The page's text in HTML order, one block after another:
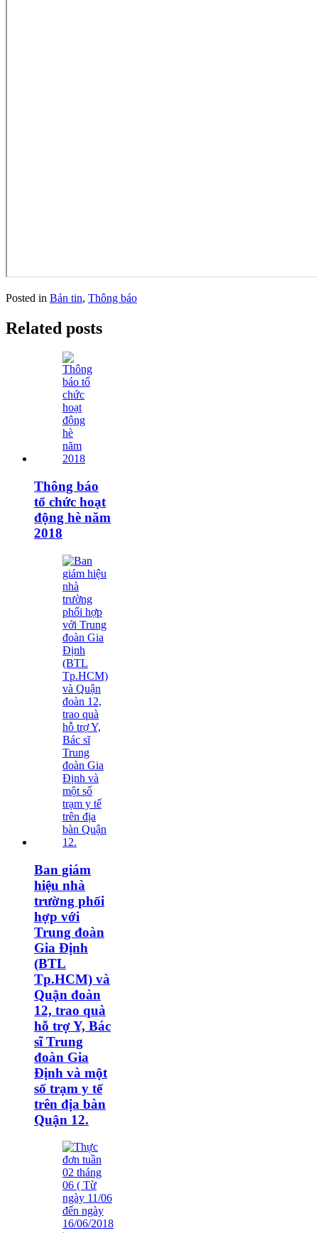
Posted in Bản tin, Thông báo
Related posts
Thông báo
tổ chức hoạt
động hè năm
2018
Ban giám
hiệu nhà
trường phối
hợp với
Trung đoàn
Gia Định
(BTL
Tp.HCM) và
Quận đoàn
12, trao quà
hỗ trợ Y, Bác
sĩ Trung
đoàn Gia
Định và một
số trạm y tế
trên địa bàn
Quận 12.